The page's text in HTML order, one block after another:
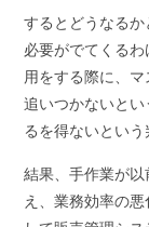
するとどうなる
必要がでてくる
用をする際に、
追いつかないと
るを得ないという
結果、手作業が
え、業務効率の